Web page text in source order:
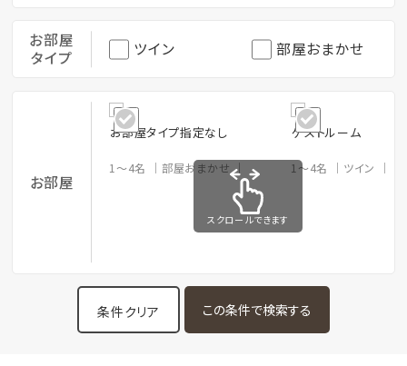
お部屋
タイプ
ツイン 部屋おまかせ
お部屋
お部屋タイプ指定なし
1～4名 部屋おまかせ
ゲストルーム
1～4名 ツイン
スクロールできます
条件クリア